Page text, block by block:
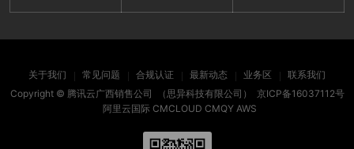
关于我们 常见问题 合规认证 最新动态 业务区
联系我们
Copyright © 腾讯云广西销售公司 （思异科技有限公司） 京ICP备16037112号
阿里云国际 CMCLOUD CMQY AWS